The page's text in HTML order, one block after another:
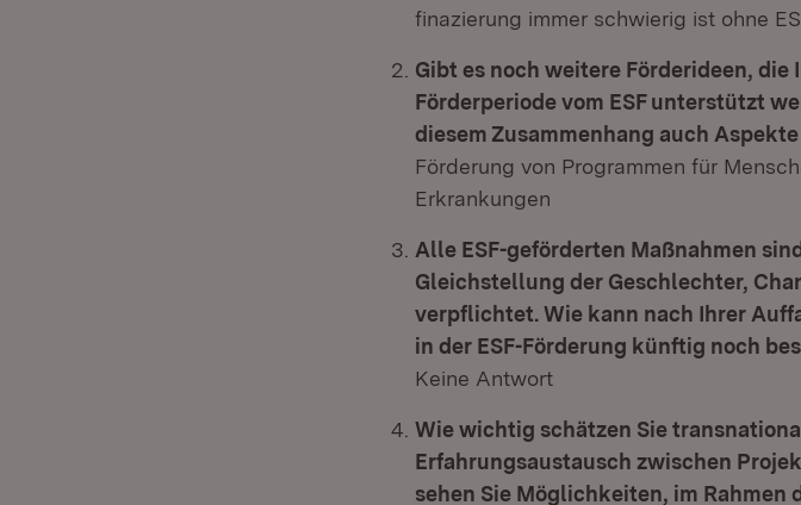
finazierung immer schwierig ist ohne
Gibt es noch weitere Förderideen,
Förderperiode vom ESF unterstützt
diesem Zusammenhang auch
Förderung von Programmen für
Erkrankungen
Alle ESF-geförderten Maßnahmen
Gleichstellung der Geschlechter,
verpflichtet. Wie kann nach Ihrer
in der ESF-Förderung künftig noch
Keine Antwort
Wie wichtig schätzen Sie
Erfahrungsaustausch zwischen
sehen Sie Möglichkeiten, im Rahmen